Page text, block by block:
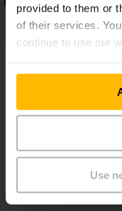
provided to them or
of their services.
continue to use our
Use